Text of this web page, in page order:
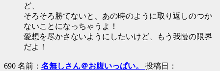
ど、
そろそろ勝てないと、あの時のように取り返しのつか
ないことになっちゃうよ！
愛想を尽かさないようにしたいけど、もう我慢の限界
だよ！
690 名前： 名無しさん＠お腹いっぱい。 投稿日：